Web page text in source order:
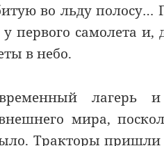
во льду полосу…
первого самолета и,
в небо.
лагерь
мира,
Тракторы пришли